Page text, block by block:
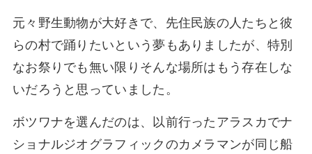
元々野生動物が大好きで、先住民族の人たちと彼
らの村で踊りたいという夢もありましたが、特別
なお祭りでも無い限りそんな場所はもう存在しな
いだろうと思っていました。
ボツワナを選んだのは、以前行ったアラスカでナ
ショナルジオグラフィックのカメラマンが同じ船